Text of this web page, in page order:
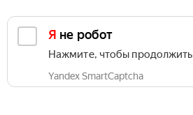
Я не робот
Нажмите, чтобы продолжить
Yandex SmartCaptcha